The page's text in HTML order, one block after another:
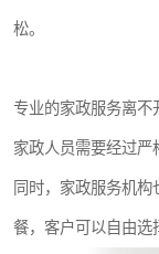
松。
专业的家政服务离不
家政人员需要经过严
同时，家政服务机
餐，客户可以自由选